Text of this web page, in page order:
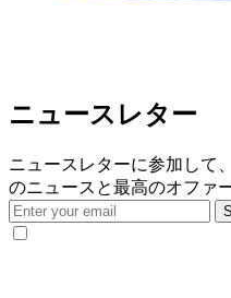
ニュースレター
ニュースレターに参加して
のニュースと最高のオファ